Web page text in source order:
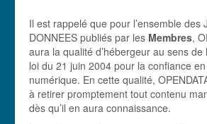
Il est rappelé que pour l’ensemble des
DONNEES publiés par les Membres,
aura la qualité d’hébergeur au sens de
loi du 21 juin 2004 pour la confiance en
numérique. En cette qualité,
à retirer promptement tout contenu
dès qu’il en aura connaissance.